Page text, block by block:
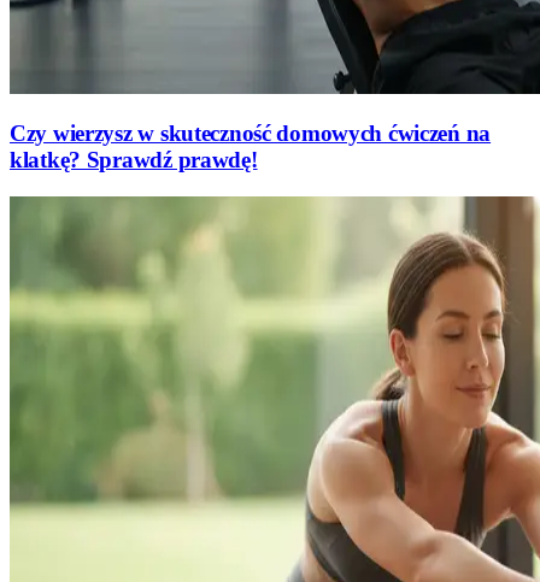
Czy wierzysz w skuteczność domowych ćwiczeń na
klatkę? Sprawdź prawdę!